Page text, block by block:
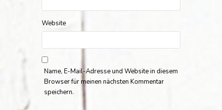
Website
Name, E-Mail-Adresse und Website in diesem
Browser für meinen nächsten Kommentar
speichern.